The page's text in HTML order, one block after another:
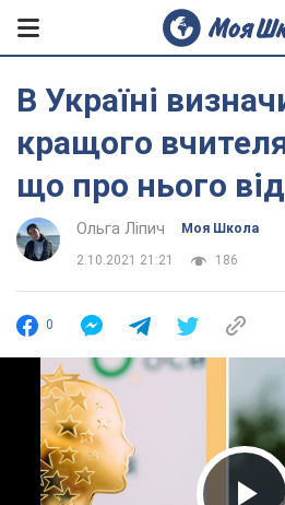
В Україні
кращого
що про нього
Ольга Ліпич Моя Школа
2.10.2021 21:21 186
0